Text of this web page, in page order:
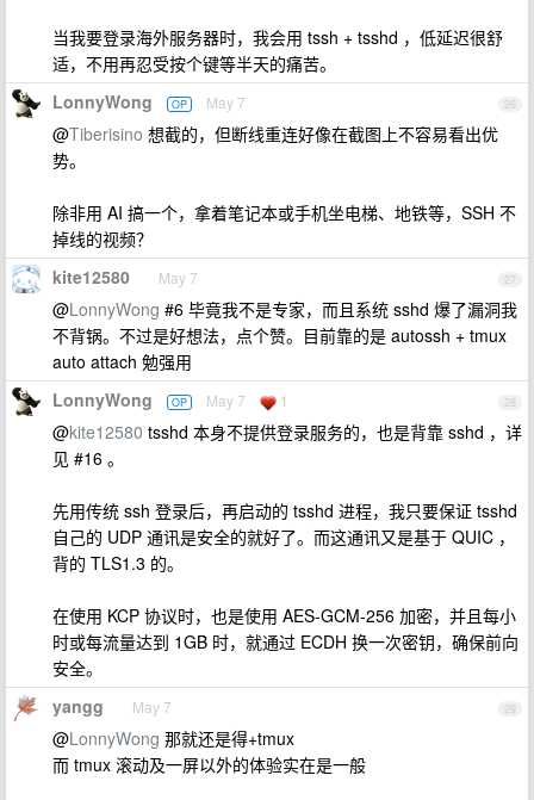
当我要登录海外服务器时，我会用 tssh + tsshd ，低延迟很舒
适，不用再忍受按个键等半天的痛苦。
26
LonnyWong OP May 7
@Tiberisino 想截的，但断线重连好像在截图上不容易看出优
势。
除非用 AI 搞一个，拿着笔记本或手机坐电梯、地铁等，SSH 不
掉线的视频？
27
kite12580 May 7
@LonnyWong #6 毕竟我不是专家，而且系统 sshd 爆了漏洞我
不背锅。不过是好想法，点个赞。目前靠的是 autossh + tmux
auto attach 勉强用
28
LonnyWong OP May 7 1
@kite12580 tsshd 本身不提供登录服务的，也是背靠 sshd ，详
见 #16 。
先用传统 ssh 登录后，再启动的 tsshd 进程，我只要保证 tsshd
自己的 UDP 通讯是安全的就好了。而这通讯又是基于 QUIC ，
背的 TLS1.3 的。
在使用 KCP 协议时，也是使用 AES-GCM-256 加密，并且每小
时或每流量达到 1GB 时，就通过 ECDH 换一次密钥，确保前向
安全。
29
yangg May 7
@LonnyWong 那就还是得+tmux
而 tmux 滚动及一屏以外的体验实在是一般